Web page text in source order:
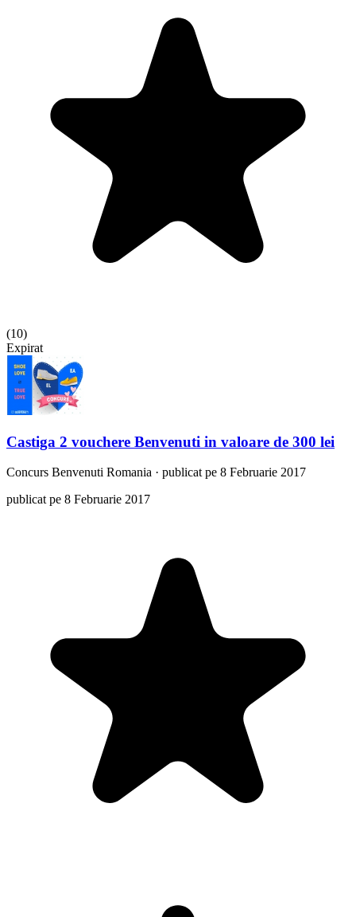
(10)
Expirat
Castiga 2 vouchere Benvenuti in valoare de 300 lei
Concurs Benvenuti Romania · publicat pe 8 Februarie 2017
publicat pe 8 Februarie 2017